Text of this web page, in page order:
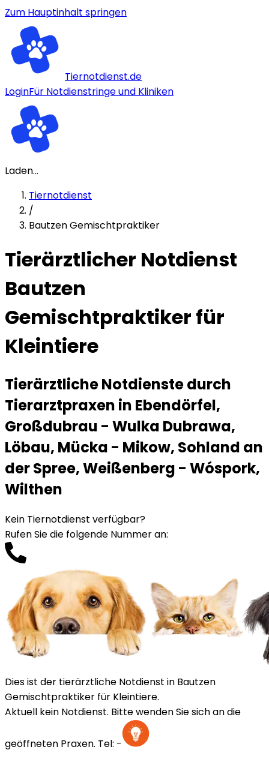
Zum Hauptinhalt springen
Tiernotdienst.de
LoginFür Notdienstringe und Kliniken
Laden...
Tiernotdienst
/
Bautzen Gemischtpraktiker
Tierärztlicher Notdienst
Bautzen
Gemischtpraktiker für
Kleintiere
Tierärztliche Notdienste durch
Tierarztpraxen in Ebendörfel,
Großdubrau - Wulka Dubrawa,
Löbau, Mücka - Mikow, Sohland an
der Spree, Weißenberg - Wóspork,
Wilthen
Kein Tiernotdienst verfügbar?
Rufen Sie die folgende Nummer an:
Dies ist der tierärztliche Notdienst in Bautzen
Gemischtpraktiker für Kleintiere.
Aktuell kein Notdienst. Bitte wenden Sie sich an die
geöffneten Praxen. Tel: -